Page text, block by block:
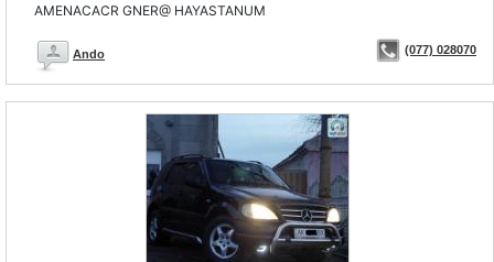
AMENACACR GNER@ HAYASTANUM
Ando (077) 028070